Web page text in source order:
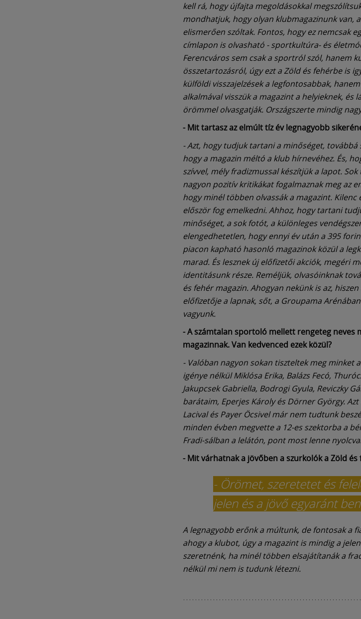
kell rá, hogy újfajta megoldásokkal
mondhatjuk, hogy olyan klubmagazinunk van,
elismerően szóltak. Fontos, hogy ez nemcsak
címlapon is olvasható - sportkultúra- és
Ferencváros sem csak a sportról szól, hanem
összetartozásról, úgy ezt a Zöld és fehérbe is
külföldi visszajelzések a legfontosabbak,
alkalmával visszük a magazint a helyieknek, és
örömmel olvasgatják. Országszerte mindig
- Mit tartasz az elmúlt tíz év legnagyobb
- Azt, hogy tudjuk tartani a minőséget, továbbá
hogy a magazin méltó a klub hírnevéhez. És,
szívvel, mély fradizmussal készítjük a lapot.
nagyon pozitív kritikákat fogalmaznak meg az
hogy minél többen olvassák a magazint.
először fog emelkedni. Ahhoz, hogy tartani
minőséget, a sok fotót, a különleges
elengedhetetlen, hogy ennyi év után a 395
piacon kapható hasonló magazinok közül a
marad. És lesznek új előfizetői akciók, megéri
identitásunk része. Reméljük, olvasóinknak
és fehér magazin. Ahogyan nekünk is az,
előfizetője a lapnak, sőt, a Groupama
vagyunk.
- A számtalan sportoló mellett rengeteg neves
magazinnak. Van kedvenced ezek közül?
- Valóban nagyon sokan tiszteltek meg minket
igénye nélkül Miklósa Erika, Balázs Fecó,
Jakupcsek Gabriella, Bodrogi Gyula, Reviczky
barátaim, Eperjes Károly és Dörner György.
Lacival és Payer Öcsivel már nem tudtunk
minden évben megvette a 12-es szektorba a
Fradi-sálban a lelátón, pont most lenne
- Mit várhatnak a jövőben a szurkolók a Zöld és
- Örömet, szeretetet és
jelen és a jövő egyaránt
A legnagyobb erőnk a múltunk, de fontosak a
ahogy a klubot, úgy a magazint is mindig a
szeretnénk, ha minél többen elsajátítanák a
nélkül mi nem is tudunk létezni.